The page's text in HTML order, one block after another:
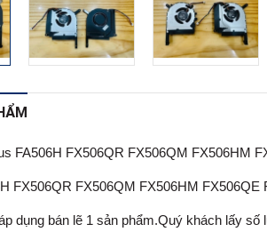
FA506H FX506QR FX506QM FX506HM
FX506QR FX506QM FX506HM FX506QE
dụng bán lẽ 1 sản phẩm.Quý khách lấy